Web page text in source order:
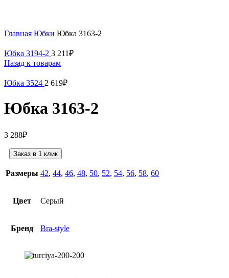
Главная Юбки Юбка 3163-2
Юбка 3194-2 3 211₽
Назад к товарам
Юбка 3524 2 619₽
Юбка 3163-2
3 288₽
Заказ в 1 клик
Размеры 42, 44, 46, 48, 50, 52, 54, 56, 58, 60
Цвет Серый
Бренд Bra-style